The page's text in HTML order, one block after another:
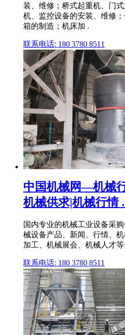
装、维修；桥式起重机、门
机、监控设备的安装、维修
箱的制造；机床加 .
联系电话: 180 3780 8511
中国机械网—机械
机械供求|机械行情
国内专业的机械工业设备采
械设备产品、新闻、行情、
加工、机械展会、机械人才等
联系电话: 180 3780 8511